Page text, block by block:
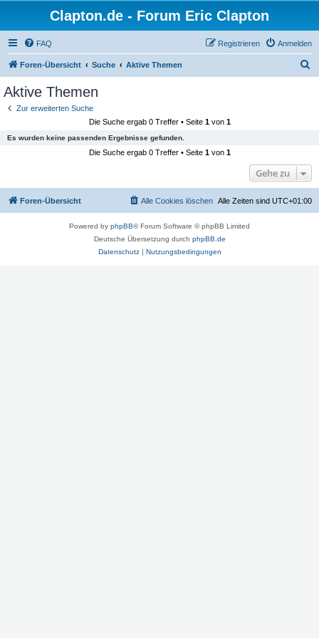
Clapton.de - Forum Eric Clapton
FAQ Anmelden
Registrieren
Foren-Übersicht Suche Aktive Themen
Aktive Themen
Zur erweiterten Suche
Die Suche ergab 0 Treffer • Seite 1von 1
Es wurden keine passenden Ergebnisse gefunden.
Die Suche ergab 0 Treffer • Seite 1von 1
Gehe zu
Foren-Übersicht Alle Zeiten sind UTC+01:00
Alle Cookies löschen
Powered by phpBB® Forum Software © phpBB Limited
Deutsche Übersetzung durch phpBB.de
Datenschutz| Nutzungsbedingungen